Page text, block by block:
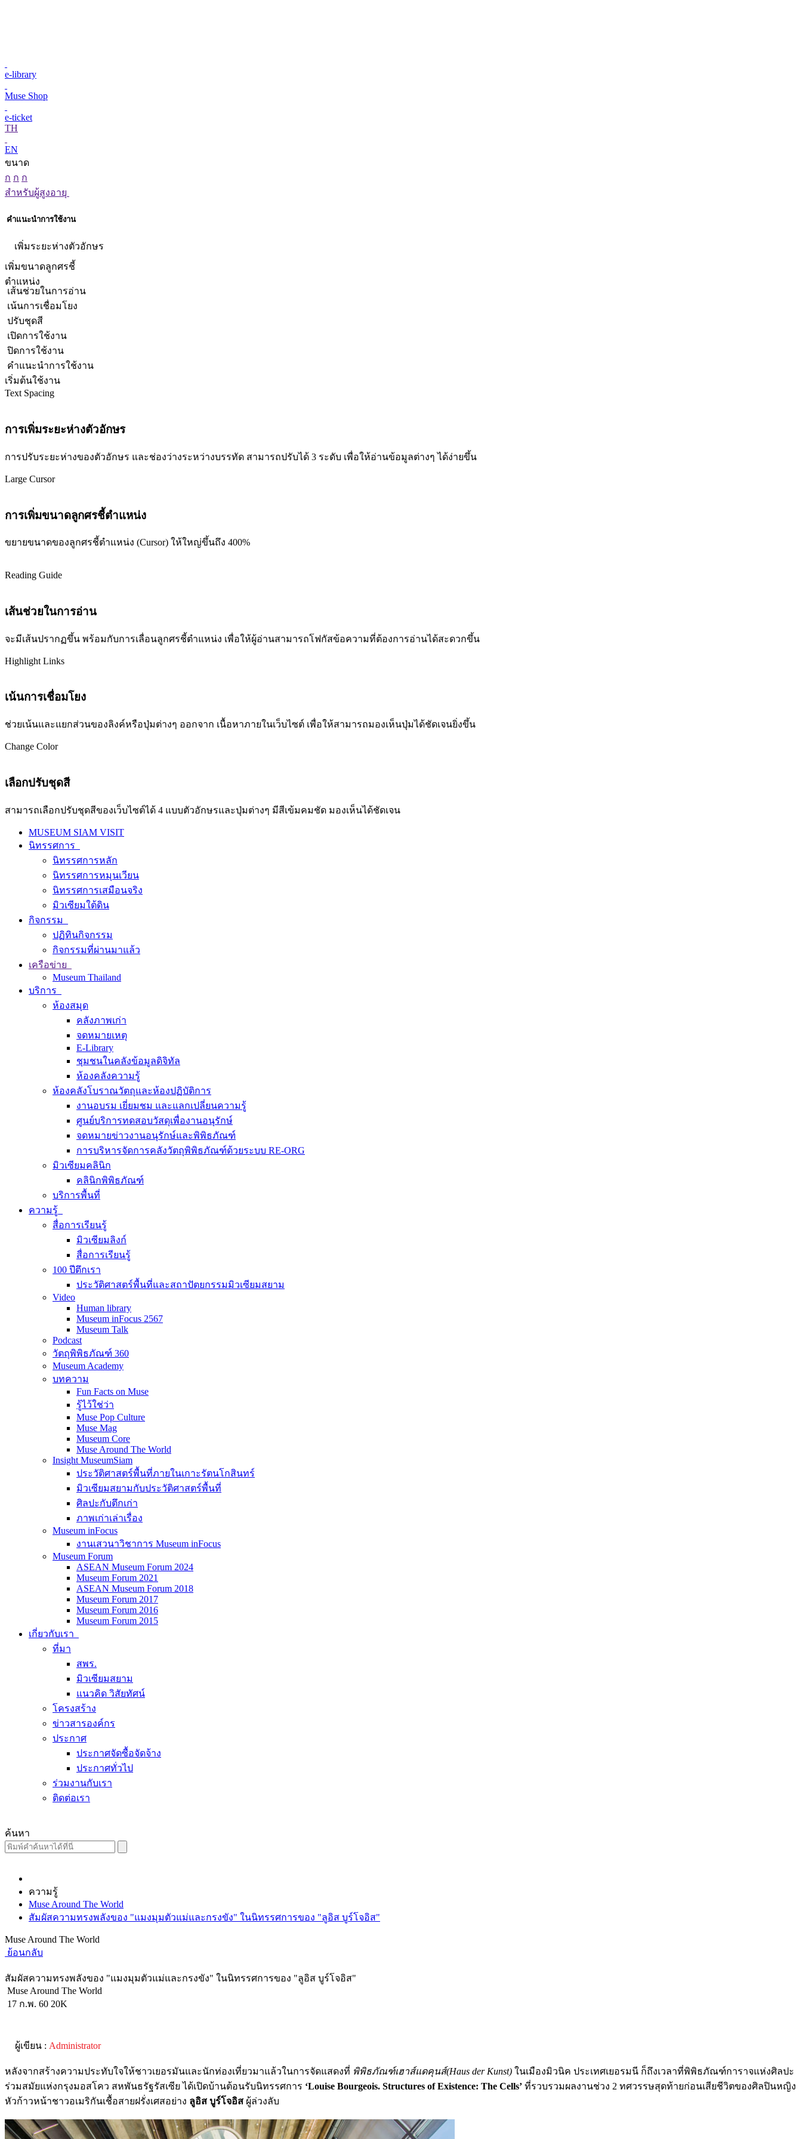
e-library
Muse Shop
e-ticket
TH
EN
ขนาด
ก ก ก
สำหรับผู้สูงอายุ
คำแนะนำการใช้งาน
เพิ่มระยะห่างตัวอักษร
เพิ่มขนาดลูกศรชี้
ตำแหน่ง
เส้นช่วยในการอ่าน
เน้นการเชื่อมโยง
ปรับชุดสี
เปิดการใช้งาน
ปิดการใช้งาน
คำแนะนำการใช้งาน
เริ่มต้นใช้งาน
Text Spacing
การเพิ่มระยะห่างตัวอักษร
การปรับระยะห่างของตัวอักษร และช่องว่างระหว่างบรรทัด สามารถปรับได้ 3 ระดับ เพื่อให้อ่านข้อมูลต่างๆ ได้ง่ายขึ้น
Large Cursor
การเพิ่มขนาดลูกศรชี้ตำแหน่ง
ขยายขนาดของลูกศรชี้ตำแหน่ง (Cursor) ให้ใหญ่ขึ้นถึง 400%
Reading Guide
เส้นช่วยในการอ่าน
จะมีเส้นปรากฏขึ้น พร้อมกับการเลื่อนลูกศรชี้ตำแหน่ง เพื่อให้ผู้อ่านสามารถโฟกัสข้อความที่ต้องการอ่านได้สะดวกขึ้น
Highlight Links
เน้นการเชื่อมโยง
ช่วยเน้นและแยกส่วนของลิงค์หรือปุ่มต่างๆ ออกจาก เนื้อหาภายในเว็บไซต์ เพื่อให้สามารถมองเห็นปุ่มได้ชัดเจนยิ่งขึ้น
Change Color
เลือกปรับชุดสี
สามารถเลือกปรับชุดสีของเว็บไซต์ได้ 4 แบบตัวอักษรและปุ่มต่างๆ มีสีเข้มคมชัด มองเห็นได้ชัดเจน
MUSEUM SIAM VISIT
นิทรรศการ
นิทรรศการหลัก
นิทรรศการหมุนเวียน
นิทรรศการเสมือนจริง
มิวเซียมใต้ดิน
กิจกรรม
ปฏิทินกิจกรรม
กิจกรรมที่ผ่านมาแล้ว
เครือข่าย
Museum Thailand
บริการ
ห้องสมุด
คลังภาพเก่า
จดหมายเหตุ
E-Library
ชุมชนในคลังข้อมูลดิจิทัล
ห้องคลังความรู้
ห้องคลังโบราณวัตถุและห้องปฏิบัติการ
งานอบรม เยี่ยมชม และแลกเปลี่ยนความรู้
ศูนย์บริการทดสอบวัสดุเพื่องานอนุรักษ์
จดหมายข่าวงานอนุรักษ์และพิพิธภัณฑ์
การบริหารจัดการคลังวัตถุพิพิธภัณฑ์ด้วยระบบ RE-ORG
มิวเซียมคลินิก
คลินิกพิพิธภัณฑ์
บริการพื้นที่
ความรู้
สื่อการเรียนรู้
มิวเซียมลิงก์
สื่อการเรียนรู้
100 ปีตึกเรา
ประวัติศาสตร์พื้นที่และสถาปัตยกรรมมิวเซียมสยาม
Video
Human library
Museum inFocus 2567
Museum Talk
Podcast
วัตถุพิพิธภัณฑ์ 360
Museum Academy
บทความ
Fun Facts on Muse
รู้ไว้ใช่ว่า
Muse Pop Culture
Muse Mag
Museum Core
Muse Around The World
Insight MuseumSiam
ประวัติศาสตร์พื้นที่ภายในเกาะรัตนโกสินทร์
มิวเซียมสยามกับประวัติศาสตร์พื้นที่
ศิลปะกับตึกเก่า
ภาพเก่าเล่าเรื่อง
Museum inFocus
งานเสวนาวิชาการ Museum inFocus
Museum Forum
ASEAN Museum Forum 2024
Museum Forum 2021
ASEAN Museum Forum 2018
Museum Forum 2017
Museum Forum 2016
Museum Forum 2015
เกี่ยวกับเรา
ที่มา
สพร.
มิวเซียมสยาม
แนวคิด วิสัยทัศน์
โครงสร้าง
ข่าวสารองค์กร
ประกาศ
ประกาศจัดซื้อจัดจ้าง
ประกาศทั่วไป
ร่วมงานกับเรา
ติดต่อเรา
ค้นหา
ความรู้
Muse Around The World
สัมผัสความทรงพลังของ "แมงมุมตัวแม่และกรงขัง" ในนิทรรศการของ "ลูอิส บูร์โจอิส"
Muse Around The World
ย้อนกลับ
สัมผัสความทรงพลังของ "แมงมุมตัวแม่และกรงขัง" ในนิทรรศการของ "ลูอิส บูร์โจอิส"
Muse Around The World
17 ก.พ. 60 20K
ผู้เขียน : Administrator
หลังจากสร้างความประทับใจให้ชาวเยอรมันและนักท่องเที่ยวมาแล้วในการจัดแสดงที่ พิพิธภัณฑ์เฮาส์แดคุนส์(Haus der Kunst) ในเมืองมิวนิค ประเทศเยอรมนี ก็ถึงเวลาที่พิพิธภัณฑ์การาจแห่งศิลปะ
ร่วมสมัยแห่งกรุงมอสโคว สหพันธรัฐรัสเซีย ได้เปิดบ้านต้อนรับนิทรรศการ ‘Louise Bourgeois. Structures of Existence: The Cells’ ที่รวบรวมผลงานช่วง 2 ทศวรรษสุดท้ายก่อนเสียชีวิตของศิลปินหญิง
หัวก้าวหน้าชาวอเมริกันเชื้อสายฝรั่งเศสอย่าง ลูอิส บูร์โจอิส ผู้ล่วงลับ